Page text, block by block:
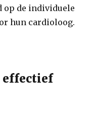
op de individuele
hun cardioloog.
effectief